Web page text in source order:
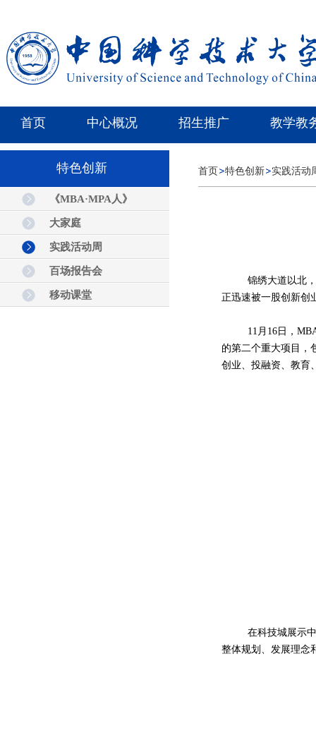
首页 中心概况 招生推广 教学教
特色创新
《MBA·MPA人》
大家庭
实践活动周
百场报告会
移动课堂
首页 特色创新 实践活动
锦绣大道以北
正迅速被一股创新创
11 月 16 日，
的第二个重大项目，
创业、投融资、教育
在科技城展示
整体规划、发展理念